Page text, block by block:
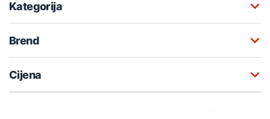
Kategorija
Brend
Cijena